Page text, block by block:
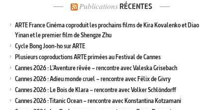
Publications RÉCENTES
ARTE France Cinéma coproduit les prochains films de Kira Kovalenko et Diao
Yinan et le premier film de Shengze Zhu
Cycle Bong Joon-ho sur ARTE
Plusieurs coproductions ARTE primées au Festival de Cannes
Cannes 2026 : L’Aventure rêvée – rencontre avec Valeska Grisebach
Cannes 2026 : Adieu monde cruel – rencontre avec Félix de Givry
Cannes 2026 : Le Bois de Klara – rencontre avec Volker Schlöndorff
Cannes 2026 : Titanic Ocean – rencontre avec Konstantina Kotzamani